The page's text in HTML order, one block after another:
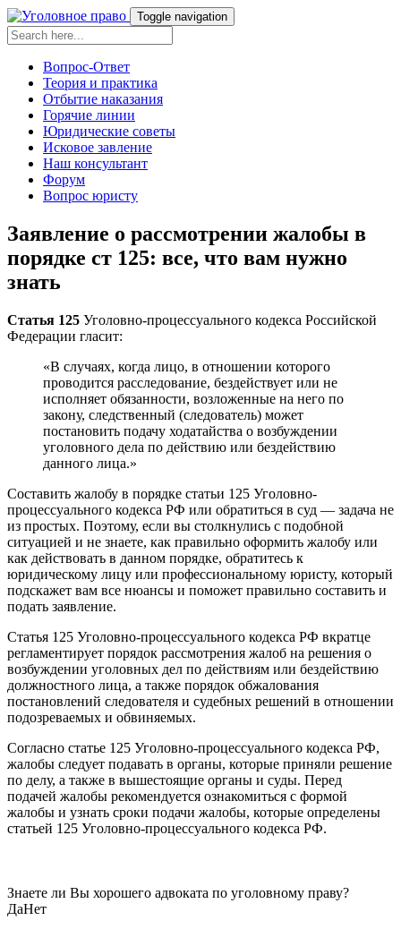
Toggle navigation
Вопрос-Ответ
Теория и практика
Отбытие наказания
Горячие линии
Юридические советы
Исковое завление
Наш консультант
Форум
Вопрос юристу
Заявление о рассмотрении жалобы в
порядке ст 125: все, что вам нужно
знать
Статья 125 Уголовно-процессуального кодекса Российской
Федерации гласит:
«В случаях, когда лицо, в отношении которого
проводится расследование, бездействует или не
исполняет обязанности, возложенные на него по
закону, следственный (следователь) может
постановить подачу ходатайства о возбуждении
уголовного дела по действию или бездействию
данного лица.»
Составить жалобу в порядке статьи 125 Уголовно-
процессуального кодекса РФ или обратиться в суд — задача не
из простых. Поэтому, если вы столкнулись с подобной
ситуацией и не знаете, как правильно оформить жалобу или
как действовать в данном порядке, обратитесь к
юридическому лицу или профессиональному юристу, который
подскажет вам все нюансы и поможет правильно составить и
подать заявление.
Статья 125 Уголовно-процессуального кодекса РФ вкратце
регламентирует порядок рассмотрения жалоб на решения о
возбуждении уголовных дел по действиям или бездействию
должностного лица, а также порядок обжалования
постановлений следователя и судебных решений в отношении
подозреваемых и обвиняемых.
Согласно статье 125 Уголовно-процессуального кодекса РФ,
жалобы следует подавать в органы, которые приняли решение
по делу, а также в вышестоящие органы и суды. Перед
подачей жалобы рекомендуется ознакомиться с формой
жалобы и узнать сроки подачи жалобы, которые определены
статьей 125 Уголовно-процессуального кодекса РФ.
Знаете ли Вы хорошего адвоката по уголовному праву?
ДаНет